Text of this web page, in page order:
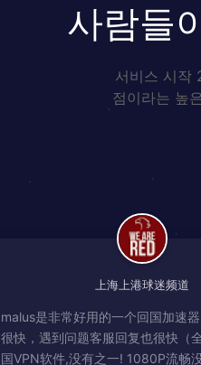
사람들
서비스 시작
점이라는 높
上海上港球迷频道
malus是非常好用的一个回国加速
很快，遇到问题客服回复也很快（
国VPN软件,没有之一! 1080P流畅